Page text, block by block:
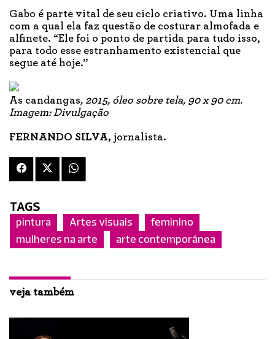
Gabo é parte vital de seu ciclo criativo. Uma linha
com a qual ela faz questão de costurar almofada e
alfinete. “Ele foi o ponto de partida para tudo isso,
para todo esse estranhamento existencial que
segue até hoje.”
As candangas, 2015, óleo sobre tela, 90 x 90 cm.
Imagem: Divulgação
FERNANDO SILVA, jornalista.
TAGS
pintura Artes visuais
feminino
mulheres na arte
arte contemporânea
veja também